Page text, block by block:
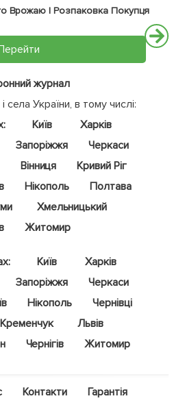
Врожаю | Розпаковка Покупця
журнал
села України, в тому числі:
Київ
Харків
Запоріжжя
Черкаси
Вінниця
Кривий Ріг
Нікополь
Полтава
Хмельницький
Житомир
Київ
Харків
Запоріжжя
Черкаси
Нікополь
Чернівці
Кременчук
Львів
Чернігів Житомир
Контакти
Гарантія